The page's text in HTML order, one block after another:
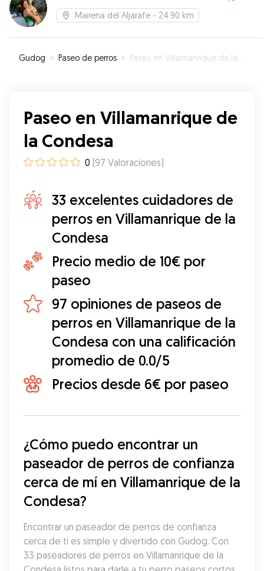
Mairena del Aljarafe - 24.90 km
Gudog » Paseo de perros » Paseo en Villamanrique de la Condesa
Paseo en Villamanrique de
la Condesa
0 (97 Valoraciones)
33 excelentes cuidadores de
perros en Villamanrique de la
Condesa
Precio medio de 10€ por
paseo
97 opiniones de paseos de
perros en Villamanrique de la
Condesa con una calificación
promedio de 0.0/5
Precios desde 6€ por paseo
¿Cómo puedo encontrar un
paseador de perros de confianza
cerca de mí en Villamanrique de la
Condesa?
Encontrar un paseador de perros de confianza
cerca de ti es simple y divertido con Gudog. Con
33 paseadores de perros en Villamanrique de la